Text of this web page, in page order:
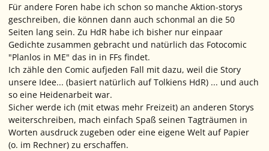
Für andere Foren habe ich schon so manche Aktion-storys
geschreiben, die können dann auch schonmal an die 50
Seiten lang sein. Zu HdR habe ich bisher nur einpaar
Gedichte zusammen gebracht und natürlich das Fotocomic
"Planlos in ME" das in in FFs findet.
Ich zähle den Comic aufjeden Fall mit dazu, weil die Story
unsere Idee... (basiert natürlich auf Tolkiens HdR) ... und auch
so eine Heidenarbeit war.
Sicher werde ich (mit etwas mehr Freizeit) an anderen Storys
weiterschreiben, mach einfach Spaß seinen Tagträumen in
Worten ausdruck zugeben oder eine eigene Welt auf Papier
(o. im Rechner) zu erschaffen.